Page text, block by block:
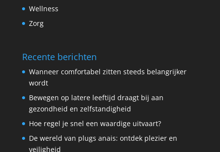
Wellness
Zorg
Recente berichten
Wanneer comfortabel zitten steeds belangrijker
wordt
Bewegen op latere leeftijd draagt bij aan
gezondheid en zelfstandigheid
Hoe regel je snel een waardige uitvaart?
De wereld van plugs anais: ontdek plezier en
veiligheid